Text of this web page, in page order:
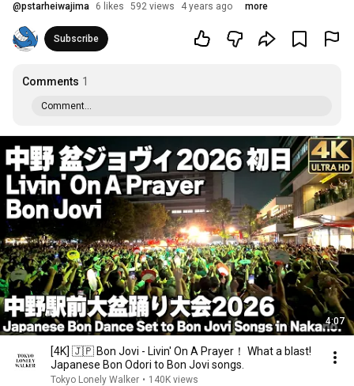
@pstarheiwajima 6 likes 592 views 4 years ago more
Subscribe
Comments 1
Comment...
4:07
[4K] 🇯🇵 Bon Jovi - Livin' On A Prayer！ What a blast!
Japanese Bon Odori to Bon Jovi songs.
Tokyo Lonely Walker • 140K views